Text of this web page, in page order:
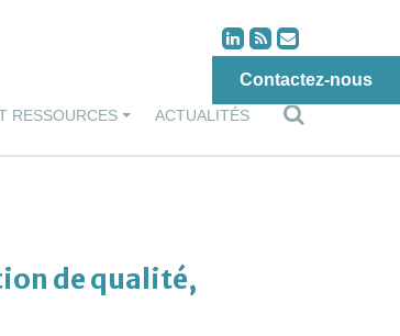
RESSOURCES ACTUALITÉS
de qualité,
Contactez-nous